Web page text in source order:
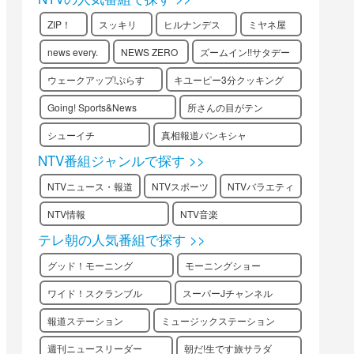
ZIP！ スッキリ ヒルナンデス ミヤネ屋
news every. NEWS ZERO ズームイン!!サタデー
ウェークアップ!ぷらす キユーピー3分クッキング
Going! Sports&News 所さんの目がテン
シューイチ 真相報道バンキシャ
NTV番組ジャンルで探す >>
NTVニュース・報道 NTVスポーツ NTVバラエティ
NTV情報 NTV音楽
テレ朝の人気番組で探す >>
グッド！モーニング モーニングショー
ワイド！スクランブル スーパーJチャンネル
報道ステーション ミュージックステーション
週刊ニュースリーダー 朝だ!生です旅サラダ